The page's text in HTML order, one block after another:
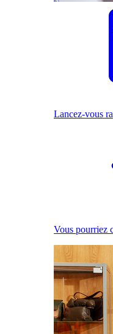
Lancez-vous
Vous pourriez